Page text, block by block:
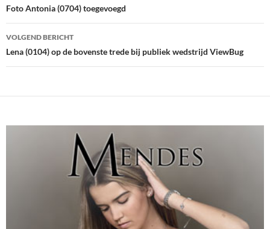
navigatie
Foto Antonia (0704) toegevoegd
VOLGEND BERICHT
Lena (0104) op de bovenste trede bij publiek wedstrijd ViewBug